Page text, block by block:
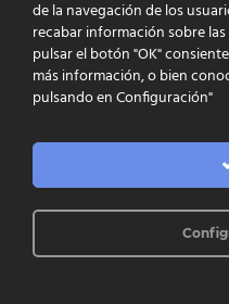
CONTACTE
de la navegación de los
recabar información sobre
pulsar el botón "OK"
más información, o bien
pulsando en Configuración"